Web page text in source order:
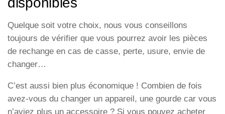
Quelque soit votre choix, nous vous conseillons
toujours de vérifier que vous pourrez avoir les pièces
de rechange en cas de casse, perte, usure, envie de
changer…
C’est aussi bien plus économique ! Combien de fois
avez-vous du changer un appareil, une gourde car vous
n’aviez plus un accessoire ? Si vous pouvez acheter